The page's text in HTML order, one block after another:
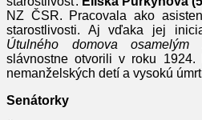
NZ ČSR. Pracovala ako
starostlivosti. Aj vďaka jej
Útulného domova osamelým
slávnostne otvorili v roku
nemanželských detí a vysokú
Senátorky